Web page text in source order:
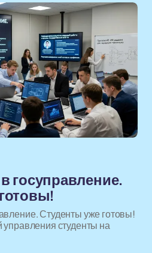
госуправление.
Студенты уже готовы!
управления студенты на